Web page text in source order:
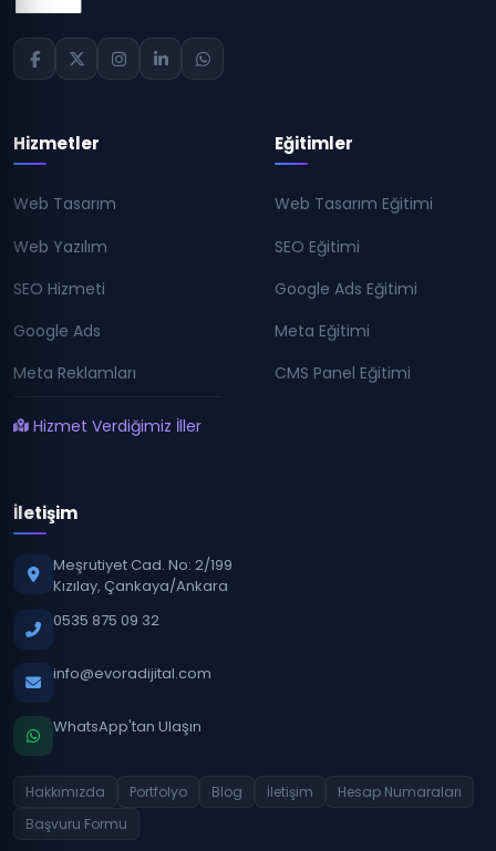
Hizmetler
Web Tasarım
Web Yazılım
SEO Hizmeti
Google Ads
Meta Reklamları
Hizmet Verdiğimiz İller
Eğitimler
Web Tasarım Eğitimi
SEO Eğitimi
Google Ads Eğitimi
Meta Eğitimi
CMS Panel Eğitimi
İletişim
Meşrutiyet Cad. No: 2/199
Kızılay, Çankaya/Ankara
0535 875 09 32
info@evoradijital.com
WhatsApp'tan Ulaşın
Hakkımızda Portfolyo Blog İletişim
Hesap Numaraları
Başvuru Formu